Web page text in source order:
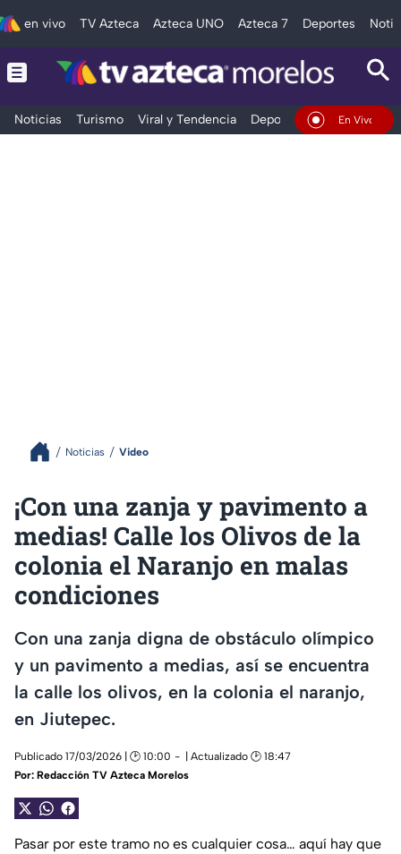
en vivo TV Azteca Azteca UNO Azteca 7 Deportes
Noticias Turismo Viral y Tendencia Deportes Espectáculos
En Vivo
Noticias Video
¡Con una zanja y pavimento a
medias! Calle los Olivos de la
colonia el Naranjo en malas
condiciones
Con una zanja digna de obstáculo olímpico
y un pavimento a medias, así se encuentra
la calle los olivos, en la colonia el naranjo,
en Jiutepec.
Publicado 17/03/2026 | 🕑 10:00
| Actualizado 🕑 18:47
Por: Redacción TV Azteca Morelos
Pasar por este tramo no es cualquier cosa… aquí hay que